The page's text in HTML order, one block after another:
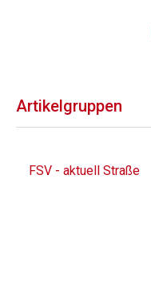
Artikelgruppen
FSV - aktuell Straße